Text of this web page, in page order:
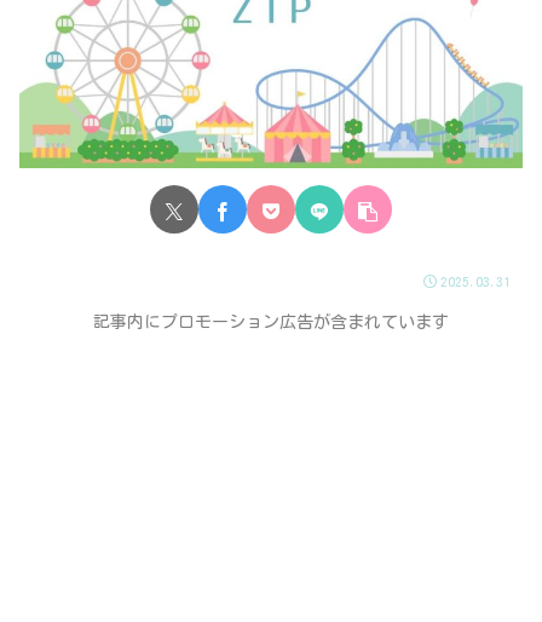
2025.03.31
記事内にプロモーション広告が含まれています